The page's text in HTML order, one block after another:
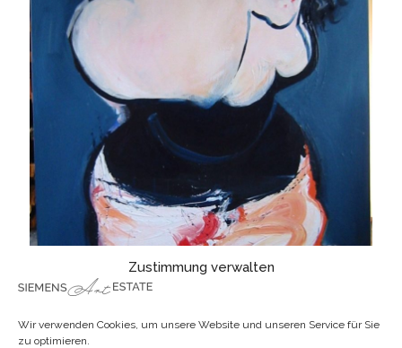
Zustimmung verwalten
Wir verwenden Cookies, um unsere Website und unseren Service für Sie
zu optimieren.